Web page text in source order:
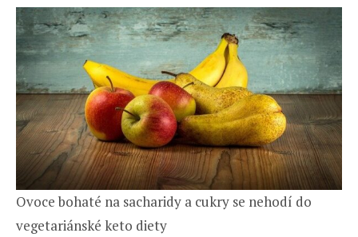
Ovoce bohaté na sacharidy a cukry se nehodí do
vegetariánské keto diety